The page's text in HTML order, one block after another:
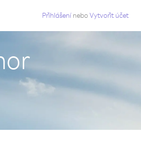
Přihlášení neboVytvořit účet